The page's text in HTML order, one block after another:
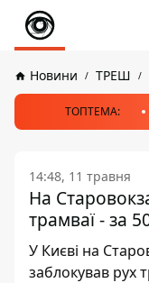
Новини ТРЕШ
ТОПТЕМА:
14:48, 11 травня
На
трамваї - за
У Києві на
заблокував рух